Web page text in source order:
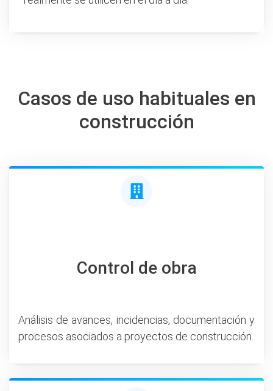
Casos de uso habituales en
construcción
Control de obra
Análisis de avances, incidencias, documentación y
procesos asociados a proyectos de construcción.